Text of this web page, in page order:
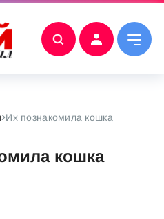
Их познакомила кошка
кошка